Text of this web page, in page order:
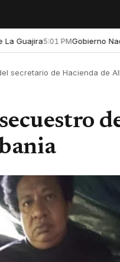
5:01 PMGobierno
secretario de Hacienda de